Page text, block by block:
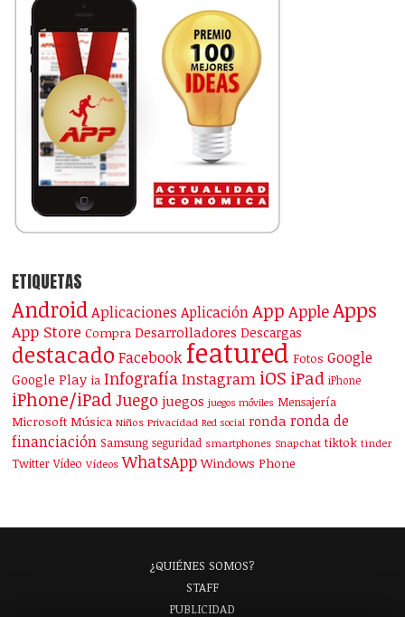
ETIQUETAS
Android Aplicaciones Aplicación App AppleApps
App Store Compra Desarrolladores Descargas
destacado Facebook featured Fotos Google
Google Play ia InfografíaInstagram iOS iPad iPhone
iPhone/iPad Juego juegos juegos móviles Mensajería
Microsoft Música Niños Privacidad Red social ronda ronda de
financiación Samsung seguridad smartphones Snapchat tiktok tinder
Twitter Vídeo Vídeos WhatsApp Windows Phone
¿QUIÉNES SOMOS?
STAFF
PUBLICIDAD